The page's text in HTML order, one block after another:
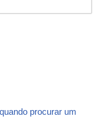
procurar um